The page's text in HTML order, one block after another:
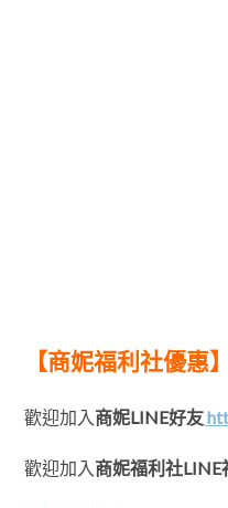
【商妮福利社優惠】
歡迎加入 商妮LINE好友
歡迎加入 商妮福利社LINE